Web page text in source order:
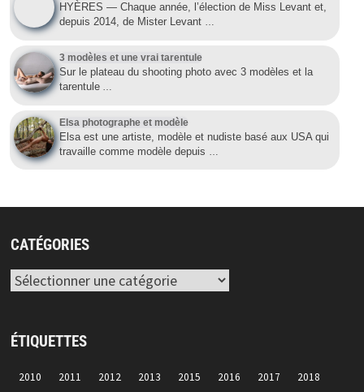
HYÈRES — Chaque année, l’élection de Miss Levant et,
depuis 2014, de Mister Levant …
3 modèles et une vrai tarentule
Sur le plateau du shooting photo avec 3 modèles et la
tarentule …
Elsa photographe et modèle
Elsa est une artiste, modèle et nudiste basé aux USA qui
travaille comme modèle depuis
CATÉGORIES
Catégories
ÉTIQUETTES
2010 2011 2012 2013 2015 2016 2017
2018